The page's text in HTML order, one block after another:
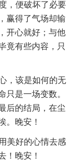
，便破坏了必要
赢得了气场却输
开心就好；与他
竟有些内容，只
，该是如何的无
只是一场变数。
后的结局，在尘
。晚安！
美好的心情去感
！晚安！